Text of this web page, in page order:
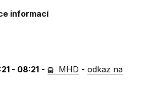
informací
- 08:21 - MHD -odkaz na